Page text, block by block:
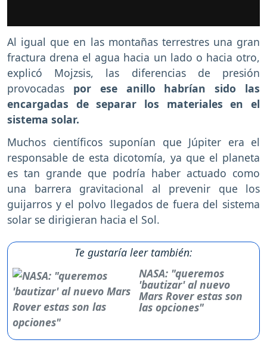
Al igual que en las montañas terrestres una gran
fractura drena el agua hacia un lado o hacia otro,
explicó Mojzsis, las diferencias de presión
provocadas por ese anillo habrían sido las
encargadas de separar los materiales en el
sistema solar.
Muchos científicos suponían que Júpiter era el
responsable de esta dicotomía, ya que el planeta
es tan grande que podría haber actuado como
una barrera gravitacional al prevenir que los
guijarros y el polvo llegados de fuera del sistema
solar se dirigieran hacia el Sol.
Te gustaría leer también:
NASA: "queremos
'bautizar' al nuevo
Mars Rover estas son
las opciones"